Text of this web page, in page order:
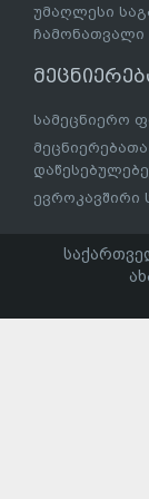
უმაღლესი
ჩამონათვალი
სამეცნიერო
ევროკავშირი